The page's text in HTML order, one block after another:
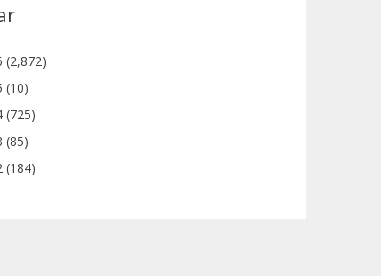
(2,872)
(10)
(725)
(85)
(184)